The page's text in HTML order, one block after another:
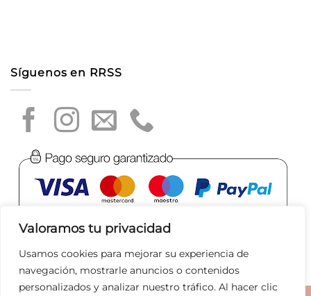
Valoramos tu privacidad
Usamos cookies para mejorar su experiencia de
navegación, mostrarle anuncios o contenidos
personalizados y analizar nuestro tráfico. Al hacer clic
Síguenos en RRSS